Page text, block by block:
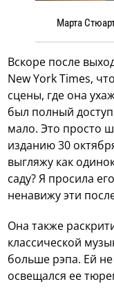
Марта
Вскоре после
New York Times,
сцены, где она
был полный
мало. Это просто
изданию 30
выгляжу как
саду? Я просила
ненавижу эти
Она также
классической
больше рэпа. Ей
освещался ее